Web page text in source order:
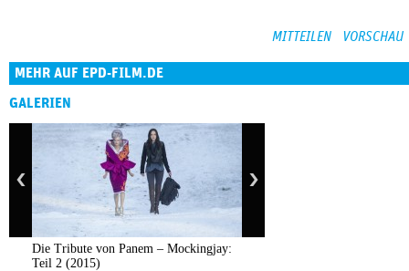
MEHR AUF EPD-FILM.DE
GALERIEN
Die Tribute von Panem – Mockingjay:
Teil 2 (2015)